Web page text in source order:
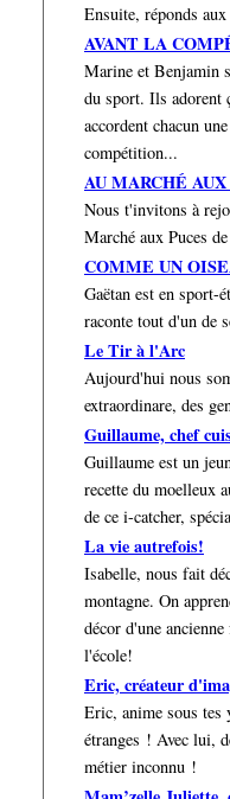
Ensuite, réponds
AVANT LA
Marine et Benjamin
du sport. Ils adorent
accordent chacun
compétition...
AU MARCHÉ AUX
Nous t'invitons à
Marché aux Puces
COMME UN
Gaëtan est en
raconte tout d'un de
Le Tir à l'Arc
Aujourd'hui nous
extraordinare, des
Guillaume, chef
Guillaume est un
recette du moelleux
de ce i-catcher,
La vie autrefois!
Isabelle, nous fait
montagne. On
décor d'une
l'école!
Eric, créateur
Eric, anime sous tes
étranges ! Avec lui,
métier inconnu !